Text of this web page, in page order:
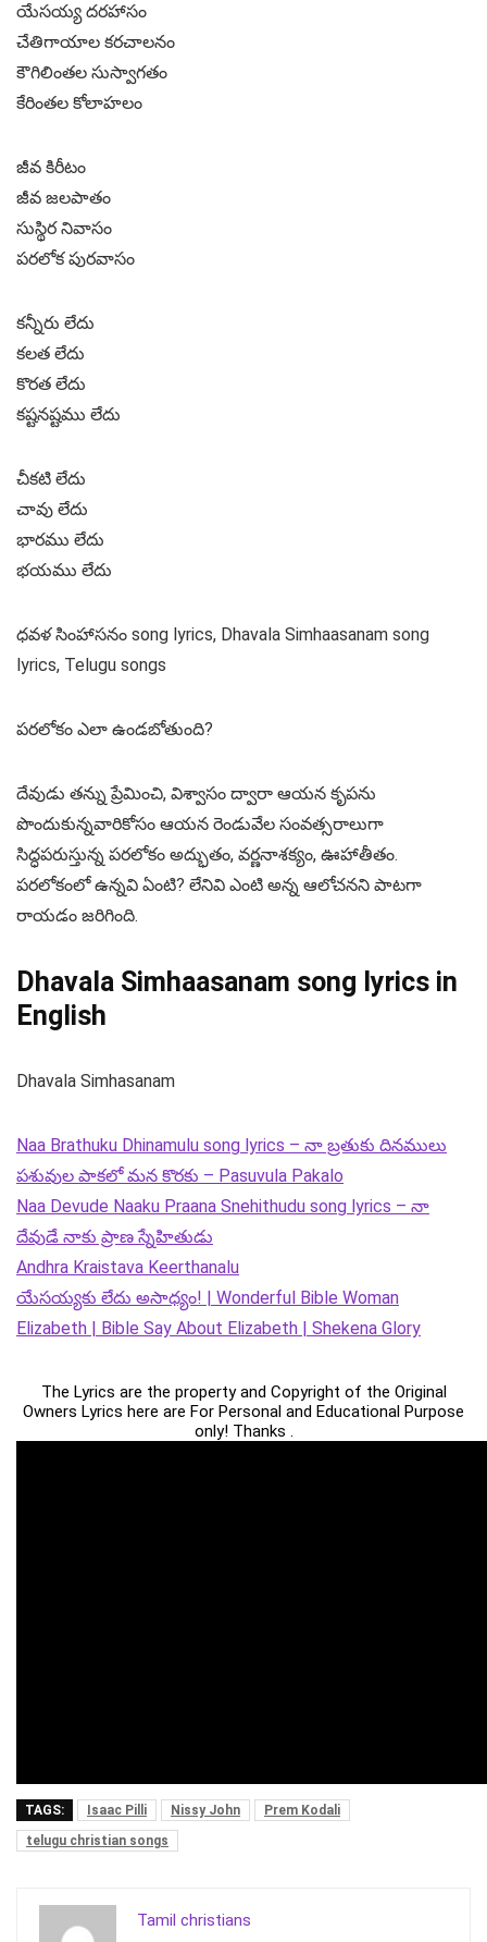
యేసయ్య దరహాసం
చేతిగాయాల కరచాలనం
కౌగిలింతల సుస్వాగతం
కేరింతల కోలాహలం
జీవ కిరీటం
జీవ జలపాతం
సుస్థిర నివాసం
పరలోక పురవాసం
కన్నీరు లేదు
కలత లేదు
కొరత లేదు
కష్టనష్టము లేదు
చీకటి లేదు
చావు లేదు
భారము లేదు
భయము లేదు
ధవళ సింహాసనం song lyrics, Dhavala Simhaasanam song
lyrics, Telugu songs
పరలోకం ఎలా ఉండబోతుంది?
దేవుడు తన్ను ప్రేమించి, విశ్వాసం ద్వారా ఆయన కృపను
పొందుకున్నవారికోసం ఆయన రెండువేల సంవత్సరాలుగా
సిద్ధపరుస్తున్న పరలోకం అద్భుతం, వర్ణనాశక్యం, ఊహాతీతం.
పరలోకంలో ఉన్నవి ఏంటి? లేనివి ఎంటి అన్న ఆలోచనని పాటగా
రాయడం జరిగింది.
Dhavala Simhaasanam song lyrics in
English
Dhavala Simhasanam
Naa Brathuku Dhinamulu song lyrics – నా బ్రతుకు దినములు
పశువుల పాకలో మన కొరకు – Pasuvula Pakalo
Naa Devude Naaku Praana Snehithudu song lyrics – నా
దేవుడే నాకు ప్రాణ స్నేహితుడు
Andhra Kraistava Keerthanalu
యేసయ్యకు లేదు అసాధ్యం! | Wonderful Bible Woman
Elizabeth | Bible Say About Elizabeth | Shekena Glory
The Lyrics are the property and Copyright of the Original
Owners Lyrics here are For Personal and Educational Purpose
only! Thanks .
TAGS: Isaac Pilli Nissy John
Prem Kodali
telugu christian songs
Tamil christians